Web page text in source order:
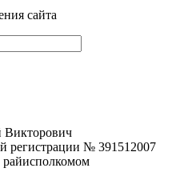
сайта
регистрации № 391512007